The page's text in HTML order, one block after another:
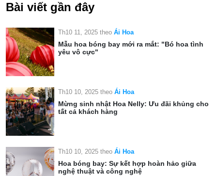
Bài viết gần đây
Th10 11, 2025 theo Ái Hoa
Mẫu hoa bóng bay mới ra mắt: "Bó hoa tình
yêu vô cực"
Th10 10, 2025 theo Ái Hoa
Mừng sinh nhật Hoa Nelly: Ưu đãi khủng cho
tất cả khách hàng
Th10 10, 2025 theo Ái Hoa
Hoa bóng bay: Sự kết hợp hoàn hảo giữa
nghệ thuật và công nghệ